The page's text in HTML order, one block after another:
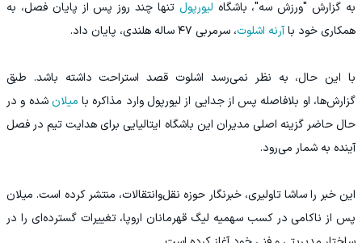
به گزارش "ورزش سه"، باشگاه لیورپول تنها چند روز پس از پایان فصل، به
همکاری خود باآرنه اشلوت، سرمربی ۴۷ ساله هلندی، پایان داد.
با این حال، به نظر نمی‌رسد اشلوت قصد استراحت داشته باشد. طبق
گزارش‌ها، او بلافاصله پس از جدایی از لیورپول وارد مذاکره با میلانشده و در
حال حاضر گزینه اصلی مدیران این باشگاه ایتالیایی برای هدایت تیم در فصل
آینده به شمار می‌رود.
این خبر را ساشا تاولیری، خبرنگار حوزه نقل‌وانتقالات، منتشر کرده است. میلان
پس از ناکامی در کسب سهمیه لیگ قهرمانان اروپا، تغییرات گسترده‌ای را در